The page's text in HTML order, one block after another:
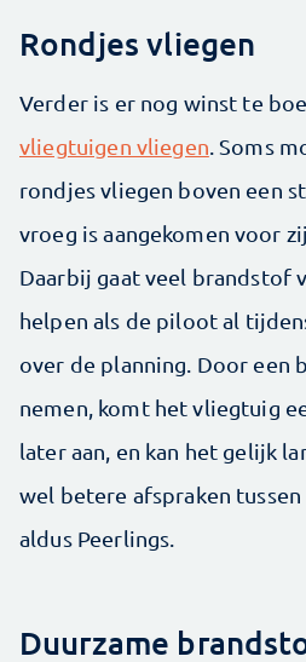
Rondjes vliegen
Verder is er nog winst te
vliegtuigen vliegen. Soms
rondjes vliegen boven een
vroeg is aangekomen voor
Daarbij gaat veel brandstof
helpen als de piloot al
over de planning. Door een
nemen, komt het vliegtuig
later aan, en kan het gelijk
wel betere afspraken tussen
aldus Peerlings.
Duurzame